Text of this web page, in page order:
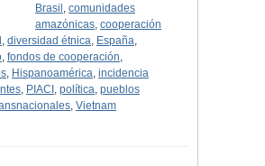
Brasil ,comunidades
amazónicas,cooperación
, diversidad étnica, España,
, fondos de cooperación,
, Hispanoamérica, incidencia
, PIACI , política, pueblos
, Vietnam